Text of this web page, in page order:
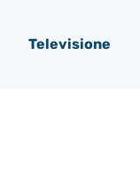
Televisione